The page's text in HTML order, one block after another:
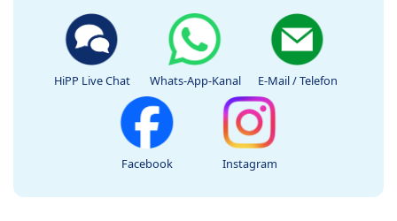
HiPP Live Chat Whats-App-Kanal E-Mail / Telefon
Facebook Instagram